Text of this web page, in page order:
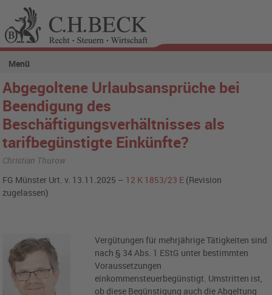
Menü
Abgegoltene Urlaubsansprüche bei
Beendigung des
Beschäftigungsverhältnisses als
tarifbegünstigte Einkünfte?
Christian Thurow
FG Münster Urt. v. 13.11.2025 – 12 K 1853/23 E (Revision
zugelassen)
Vergütungen für mehrjährige Tätigkeiten sind
nach § 34 Abs. 1 EStG unter bestimmten
Voraussetzungen
einkommensteuerbegünstigt. Umstritten ist,
ob diese Begünstigung auch die Abgeltung